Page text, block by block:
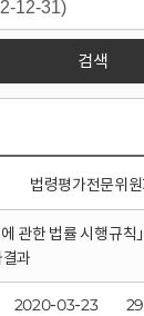
검색
법령평가전문위원
에 관한 법률 시행규
과
2020-03-23